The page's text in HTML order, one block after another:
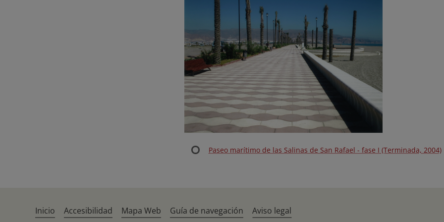
Paseo marítimo de las Salinas de San Rafael - fase I (Terminada, 2004)
Inicio Accesibilidad Mapa Web Guía de navegación Aviso legal